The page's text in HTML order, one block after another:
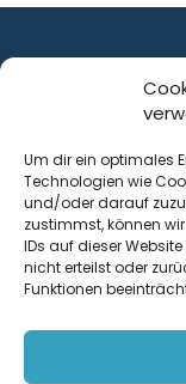
Um dir ein optimales
Technologien wie
und/oder darauf
zustimmst, können
IDs auf dieser
nicht erteilst oder
Funktionen